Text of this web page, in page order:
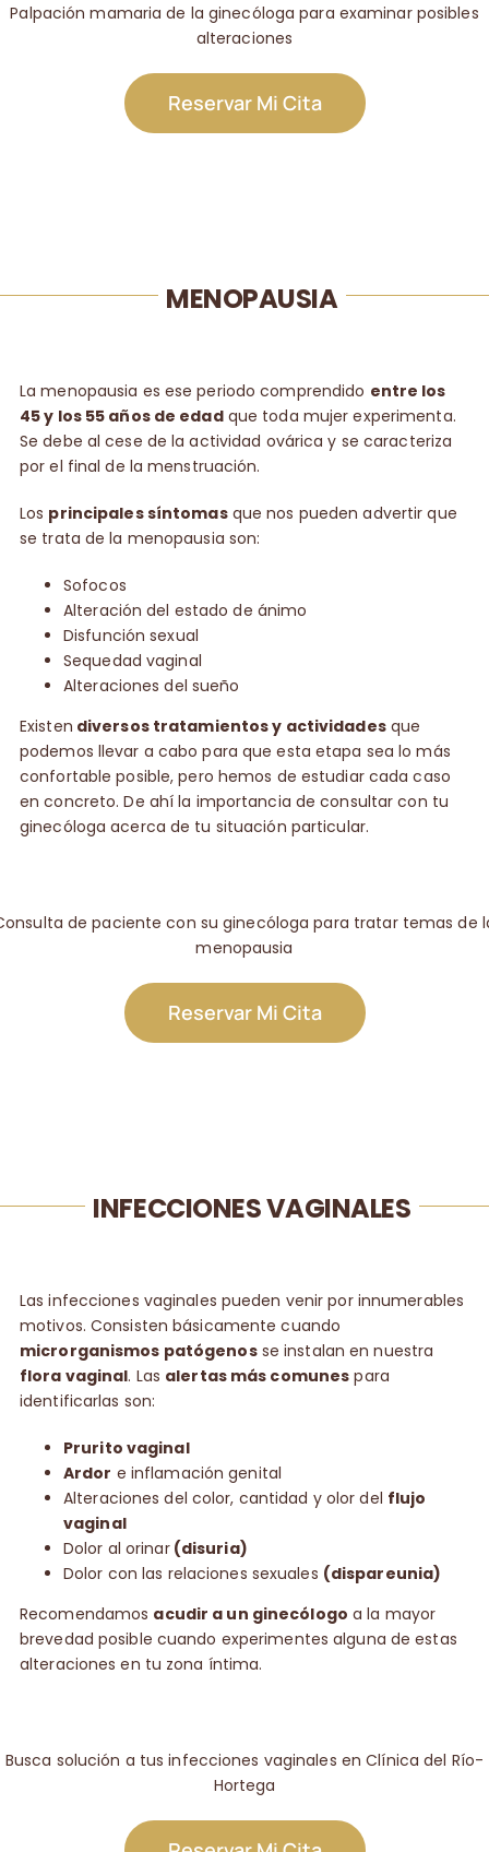
Palpación mamaria de la ginecóloga para examinar posibles
alteraciones
Reservar Mi Cita
MENOPAUSIA
La menopausia es ese periodo comprendido entre los
45 y los 55 años de edadque toda mujer experimenta.
Se debe al cese de la actividad ovárica y se caracteriza
por el final de la menstruación.
Los principales síntomasque nos pueden advertir que
se trata de la menopausia son:
Sofocos
Alteración del estado de ánimo
Disfunción sexual
Sequedad vaginal
Alteraciones del sueño
Existen diversos tratamientos y actividadesque
podemos llevar a cabo para que esta etapa sea lo más
confortable posible, pero hemos de estudiar cada caso
en concreto. De ahí la importancia de consultar con tu
ginecóloga acerca de tu situación particular.
de paciente con su ginecóloga para tratar temas de
menopausia
Reservar Mi Cita
INFECCIONES VAGINALES
Las infecciones vaginales pueden venir por innumerables
motivos. Consisten básicamente cuando
microrganismos patógenosse instalan en nuestra
flora vaginal. Las alertas más comunes para
identificarlas son:
Prurito vaginal
Ardor e inflamación genital
Alteraciones del color, cantidad y olor del flujo
vaginal
Dolor al orinar(disuria)
Dolor con las relaciones sexuales (dispareunia)
Recomendamos acudir a un ginecólogo a la mayor
brevedad posible cuando experimentes alguna de estas
alteraciones en tu zona íntima.
Busca solución a tus infecciones vaginales en Clínica del Río-
Hortega